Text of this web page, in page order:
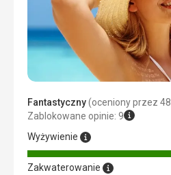
Fantastyczny(oceniony przez
Zablokowane opinie: 9
Wyżywienie
Zakwaterowanie